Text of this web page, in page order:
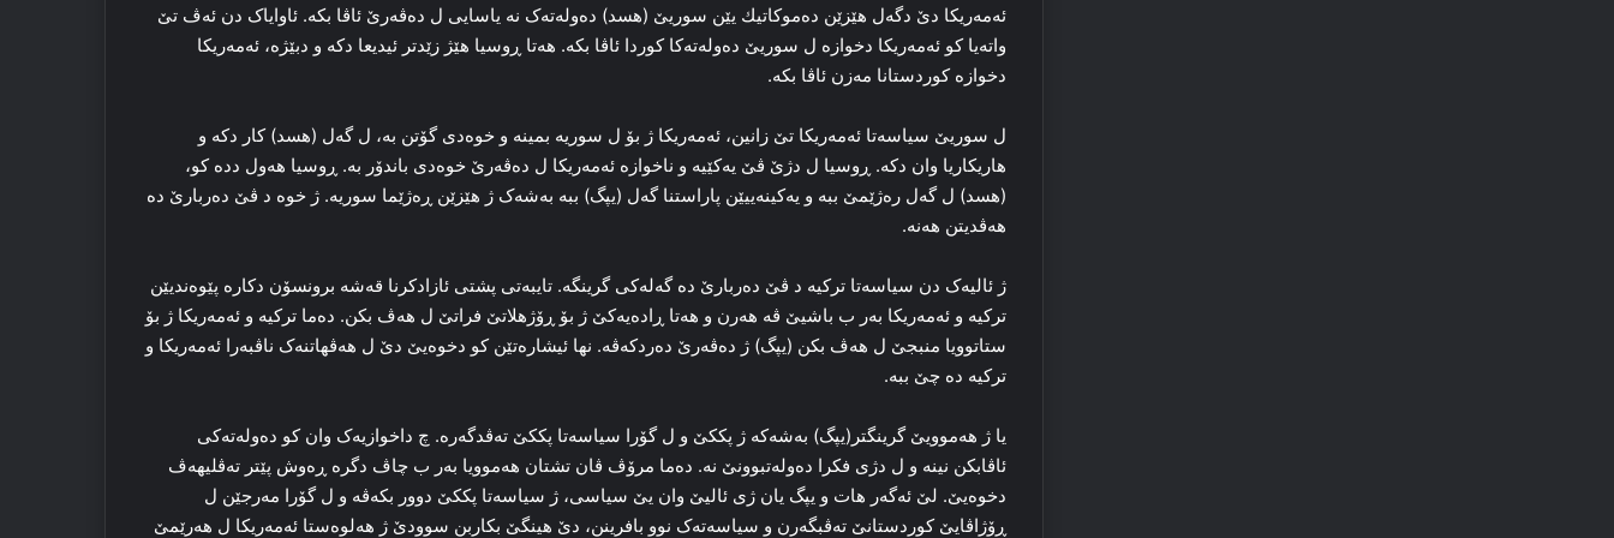
ئەمه‌ریکا دێ دگه‌ل ھێزێن دەموكاتیك یێن سوریێ (ھسد) ده‌وله‌ته‌ک نه‌ یاسایی ل ده‌ڤه‌رێ ئاڤا بکه‌. ئاوایاک دن ئه‌ڤ تێ
واته‌یا کو ئەمه‌ریکا دخوازه‌ ل سوریێ ده‌وله‌ته‌کا کوردا ئاڤا بکه‌. هه‌تا ڕوسیا هێژ زێدتر ئیدیعا دکه‌ و دبێژه‌، ئەمه‌ریکا
دخوازه‌ کوردستانا مه‌زن ئاڤا بکه‌.
ل سوریێ سیاسه‌تا ئەمه‌ریکا تێ زانین، ئەمه‌ریکا ژ بۆ ل سوریه‌ بمینه‌ و خوه‌دی گۆتن به‌، ل گه‌ل (هسد) کار دکه‌ و
ھاریکاریا وان دکه‌. ڕوسیا ل دژێ ڤێ یه‌کێیه‌ و ناخوازه‌ ئەمه‌ریکا ل ده‌ڤه‌رێ خوه‌دی باندۆر به‌. ڕوسیا هه‌ول دده‌ کو،
(هسد) ل گه‌ل ره‌ژێمێ ببه‌ و یەكینەییێن پاراستنا گەل (یپگ) ببه‌ به‌شه‌ک ژ هێزێن ڕه‌ژێما سوریه‌. ژ خوه‌ د ڤێ ده‌ربارێ ده‌
هه‌ڤدیتن هه‌نه‌.
ژ ئالیه‌ک دن سیاسه‌تا ترکیه‌ د ڤێ ده‌ربارێ ده‌ گه‌له‌کی گرینگه‌. تایبه‌تی پشتی ئازادکرنا قه‌شه‌ برونسۆن دکاره‌ پێوه‌ندیێن
ترکیه‌ و ئەمه‌ریکا به‌ر ب باشیێ ڤه‌ هه‌رن و هه‌تا ڕاده‌یه‌کێ ژ بۆ ڕۆژهلاتێ فراتێ ل هه‌ڤ بکن. ده‌ما ترکیه‌ و ئەمه‌ریکا ژ بۆ
ستاتوویا منبجێ ل هه‌ڤ بکن (یپگ) ژ ده‌ڤه‌رێ ده‌ردکه‌ڤه‌. نها ئیشاره‌تێن کو دخوه‌یێ دێ ل هه‌ڤهاتنه‌ک ناڤبه‌را ئەمه‌ریکا و
ترکیه‌ ده‌ چێ ببە.
یا ژ هه‌موویێ گرینگتر(یپگ) به‌شه‌که‌ ژ پککێ و ل گۆرا سیاسه‌تا پککێ ته‌ڤدگه‌ره‌. چ داخوازیه‌ک وان کو ده‌وله‌ته‌کی
ئاڤابکن نینە و ل دژی فکرا ده‌وله‌تبوونێ نه‌. ده‌ما مرۆڤ ڤان تشتان هه‌موویا به‌ر ب چاڤ دگره‌ ڕه‌وش پێتر ته‌ڤلیهه‌ڤ
دخوه‌یێ. لێ ئه‌گه‌ر هات و یپگ یان ژی ئالیێ وان یێ سیاسی، ژ سیاسه‌تا پککێ دوور بکه‌ڤه‌ و ل گۆرا مه‌رجێن ل
ڕۆژاڤایێ کوردستانێ ته‌ڤبگه‌رن و سیاسه‌ته‌ک نوو بافرینن، دێ هینگێ بکاربن سوودێ ژ هه‌لوه‌ستا ئەمه‌ریکا ل هه‌رێمێ